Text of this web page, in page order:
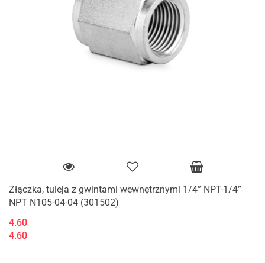
Złączka, tuleja z gwintami wewnętrznymi 1/4” NPT-1/4”
NPT N105-04-04 (301502)
4.60
4.60